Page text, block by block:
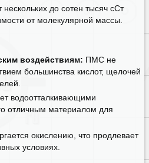
нескольких до сотен тысяч сСт
от молекулярной массы.
воздействиям: ПМС не
большинства кислот, щелочей
водоотталкивающими
отличным материалом для
окислению, что продлевает
условиях.